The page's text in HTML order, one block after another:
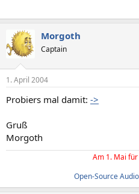
Morgoth
Captain
1. April 2004
Probiers mal damit: ->
Gruß
Morgoth
Am 1. Mai
Open-Source